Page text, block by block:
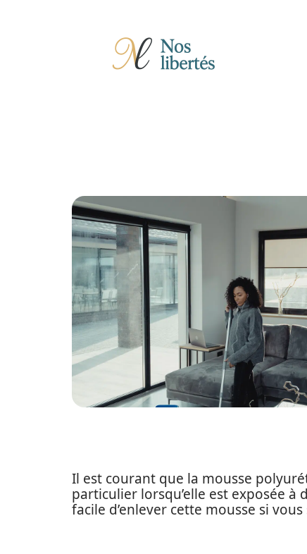
Il est courant que la mousse
particulier lorsqu’elle est exposée
facile d’enlever cette mousse si